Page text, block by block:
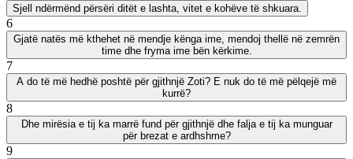
Sjell ndërmënd përsëri ditët e lashta, vitet e kohëve të shkuara.
6
Gjatë natës më kthehet në mendje kënga ime, mendoj thellë në zemrën
time dhe fryma ime bën kërkime.
7
A do të më hedhë poshtë për gjithnjë Zoti? E nuk do të më pëlqejë më
kurrë?
8
Dhe mirësia e tij ka marrë fund për gjithnjë dhe falja e tij ka munguar
për brezat e ardhshme?
9